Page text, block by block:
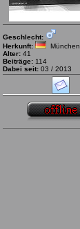
Geschlecht:
Herkunft:
München
Alter: 41
Beiträge: 114
Dabei seit: 03 / 2013